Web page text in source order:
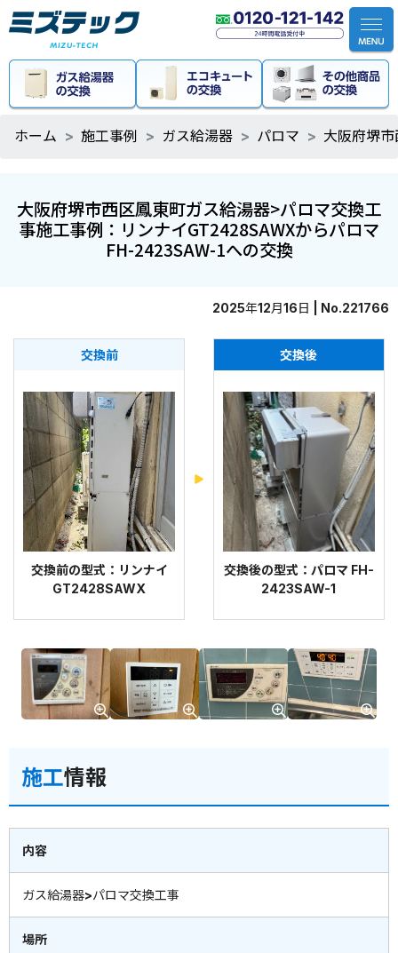
ホーム 施工事例 ガス給湯器 パロマ 大阪府堺
大阪府堺市西区鳳東町ガス給湯器>パロマ交換工
事施工事例：リンナイGT2428SAWXからパロマ
FH-2423SAW-1への交換
2025年12月16日 | No.221766
交換前
交換前の型式：リンナイ
GT2428SAWX
交換後
交換後の型式：パロマ FH-
2423SAW-1
施工情報
内容
ガス給湯器>パロマ交換工事
場所